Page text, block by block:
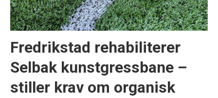
Fredrikstad rehabiliterer
Selbak kunstgressbane –
stiller krav om organisk